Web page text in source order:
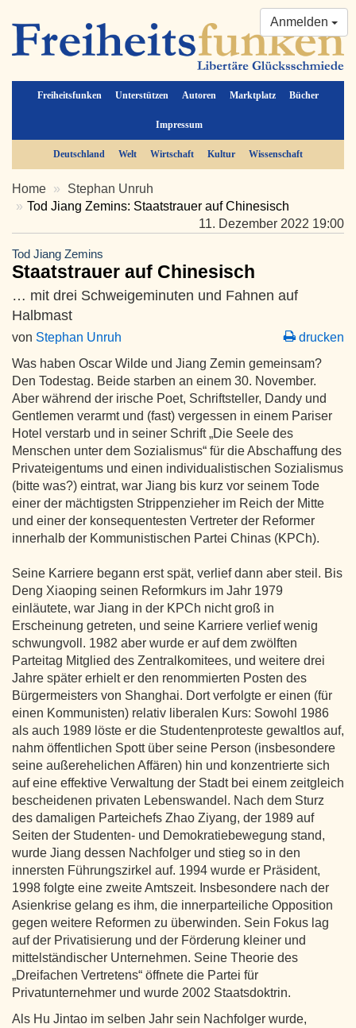
Freiheitsfunken Unterstützen Autoren Marktplatz Bücher
Impressum
Anmelden
Deutschland Welt Wirtschaft Kultur Wissenschaft
Home
Stephan Unruh
Tod Jiang Zemins: Staatstrauer auf Chinesisch
11. Dezember 2022 19:00
Tod Jiang Zemins
Staatstrauer auf Chinesisch
… mit drei Schweigeminuten und Fahnen auf
Halbmast
von Stephan Unruh
drucken
Was haben Oscar Wilde und Jiang Zemin gemeinsam?
Den Todestag. Beide starben an einem 30. November.
Aber während der irische Poet, Schriftsteller, Dandy und
Gentlemen verarmt und (fast) vergessen in einem Pariser
Hotel verstarb und in seiner Schrift „Die Seele des
Menschen unter dem Sozialismus“ für die Abschaffung des
Privateigentums und einen individualistischen Sozialismus
(bitte was?) eintrat, war Jiang bis kurz vor seinem Tode
einer der mächtigsten Strippenzieher im Reich der Mitte
und einer der konsequentesten Vertreter der Reformer
innerhalb der Kommunistischen Partei Chinas (KPCh).
Seine Karriere begann erst spät, verlief dann aber steil. Bis
Deng Xiaoping seinen Reformkurs im Jahr 1979
einläutete, war Jiang in der KPCh nicht groß in
Erscheinung getreten, und seine Karriere verlief wenig
schwungvoll. 1982 aber wurde er auf dem zwölften
Parteitag Mitglied des Zentralkomitees, und weitere drei
Jahre später erhielt er den renommierten Posten des
Bürgermeisters von Shanghai. Dort verfolgte er einen (für
einen Kommunisten) relativ liberalen Kurs: Sowohl 1986
als auch 1989 löste er die Studentenproteste gewaltlos auf,
nahm öffentlichen Spott über seine Person (insbesondere
seine außerehelichen Affären) hin und konzentrierte sich
auf eine effektive Verwaltung der Stadt bei einem zeitgleich
bescheidenen privaten Lebenswandel. Nach dem Sturz
des damaligen Parteichefs Zhao Ziyang, der 1989 auf
Seiten der Studenten- und Demokratiebewegung stand,
wurde Jiang dessen Nachfolger und stieg so in den
innersten Führungszirkel auf. 1994 wurde er Präsident,
1998 folgte eine zweite Amtszeit. Insbesondere nach der
Asienkrise gelang es ihm, die innerparteiliche Opposition
gegen weitere Reformen zu überwinden. Sein Fokus lag
auf der Privatisierung und der Förderung kleiner und
mittelständischer Unternehmen. Seine Theorie des
„Dreifachen Vertretens“ öffnete die Partei für
Privatunternehmer und wurde 2002 Staatsdoktrin.
Als Hu Jintao im selben Jahr sein Nachfolger wurde,